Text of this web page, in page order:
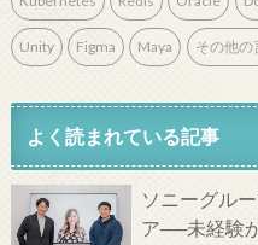
Unity Figma Maya その他の
よく読まれている記事
ソニーグル
ア──未経験